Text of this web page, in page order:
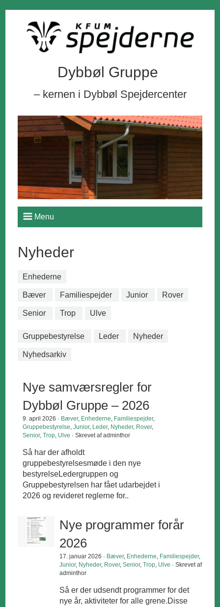
Dybbøl Gruppe
– kernen i Dybbøl Spejdercenter
Menu
Nyheder
Enhederne
Bæver Familiespejder Junior Rover
Senior Trop Ulve
Gruppebestyrelse Leder Nyheder
Nyhedsarkiv
Nye samværsregler for
Dybbøl Gruppe – 2026
9. april 2026 · Bæver, Enhederne, Familiespejder,
Gruppebestyrelse,Junior, Leder, Nyheder, Rover,
Senior,Trop, Ulve · Skrevet af adminthor
Så har der afholdt
gruppebestyrelsesmøde i den nye
bestyrelseLedergruppen og
Gruppebestyrelsen har fået udarbejdet i
2026 og revideret reglerne for..
Nye programmer forår
2026
17. januar 2026 · Bæver, Enhederne, Familiespejder,
Junior, Nyheder, Rover,Senior,Trop, Ulve · Skrevet af
adminthor
Så er der udsendt programmer for det
nye år, aktiviteter for alle grene.Disse